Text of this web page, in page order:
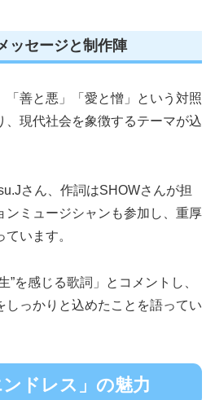
ッセージと制作陣
「善と悪」「愛と憎」という対照
、現代社会を象徴するテーマが込
さん、作詞はSHOWさんが担
ンミュージシャンも参加し、重厚
います。
”を感じる歌詞」とコメントし、
しっかりと込めたことを語ってい
ドレス」の魅力